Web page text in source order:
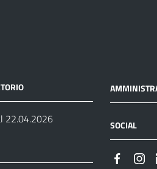
22.04.2026 SOCIAL